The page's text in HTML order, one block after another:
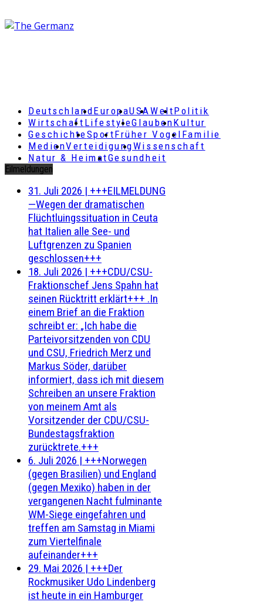
DeutschlandEuropaUSAWeltPolitik
Wirtschaft LifestyleGlaubenKultur
GeschichteSportFrüher Vogel Familie
MedienVerteidigungWissenschaft
Natur & HeimatGesundheit
Eilmeldungen
31. Juli 2026 | +++EILMELDUNG
—Wegen der dramatischen
Flüchtluingssituation in Ceuta
hat Italien alle See- und
Luftgrenzen zu Spanien
geschlossen+++
18. Juli 2026 | +++CDU/CSU-
Fraktionschef Jens Spahn hat
seinen Rücktritt erklärt+++ .In
einem Brief an die Fraktion
schreibt er: „Ich habe die
Parteivorsitzenden von CDU
und CSU, Friedrich Merz und
Markus Söder, darüber
informiert, dass ich mit diesem
Schreiben an unsere Fraktion
von meinem Amt als
Vorsitzender der CDU/CSU-
Bundestagsfraktion
zurücktrete.+++
6. Juli 2026 | +++Norwegen
(gegen Brasilien) und England
(gegen Mexiko) haben in der
vergangenen Nacht fulminante
WM-Siege eingefahren und
treffen am Samstag in Miami
zum Viertelfinale
aufeinander+++
29. Mai 2026 | +++Der
Rockmusiker Udo Lindenberg
ist heute in ein Hamburger